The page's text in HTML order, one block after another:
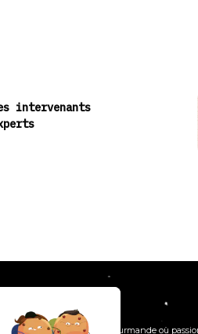
intervenants
Une parenthèse gourmande où